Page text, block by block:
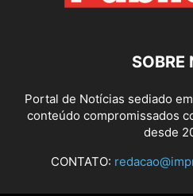
SOBRE
Portal de Notícias sediado
conteúdo compromissados
desde
CONTATO: